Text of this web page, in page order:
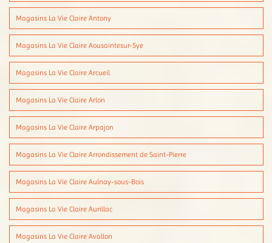
Magasins La Vie Claire Antony
Magasins La Vie Claire Aousaintesur-Sye
Magasins La Vie Claire Arcueil
Magasins La Vie Claire Arlon
Magasins La Vie Claire Arpajon
Magasins La Vie Claire Arrondissement de Saint-Pierre
Magasins La Vie Claire Aulnay-sous-Bois
Magasins La Vie Claire Aurillac
Magasins La Vie Claire Avallon